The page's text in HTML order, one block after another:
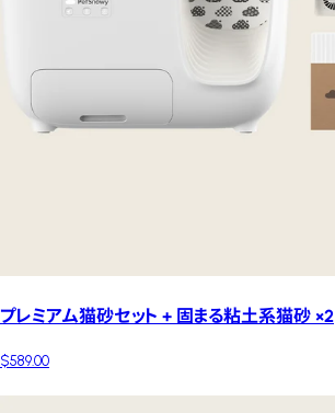
プレミアム猫砂セット + 固まる粘土系猫砂 ×2
$589.00